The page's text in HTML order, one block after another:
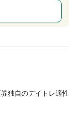
独自のデイトレ適性